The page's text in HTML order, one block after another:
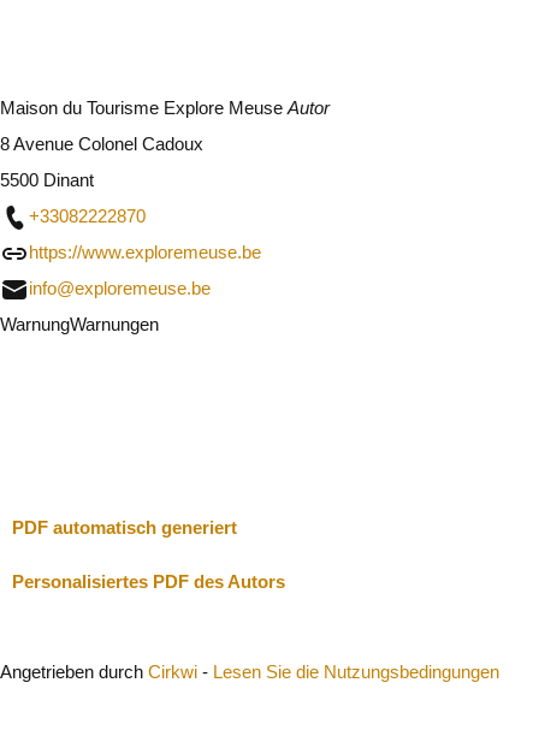
Maison du Tourisme Explore Meuse Autor
8 Avenue Colonel Cadoux
5500 Dinant
+33082222870
https://www.exploremeuse.be
info@exploremeuse.be
WarnungWarnungen
PDF automatisch generiert
Personalisiertes PDF des Autors
Angetrieben durch Cirkwi - Lesen Sie die Nutzungsbedingungen